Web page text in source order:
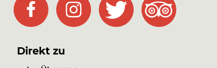
Direkt zu